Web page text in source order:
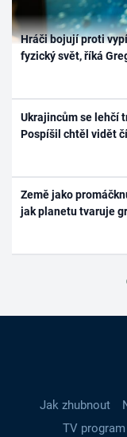
Hráči bojují proti
fyzický svět, říká
Ukrajincům se lehčí
Pospíšil chtěl vidět
Země jako
jak planetu tvaruje
Jak zhubnout
TV program